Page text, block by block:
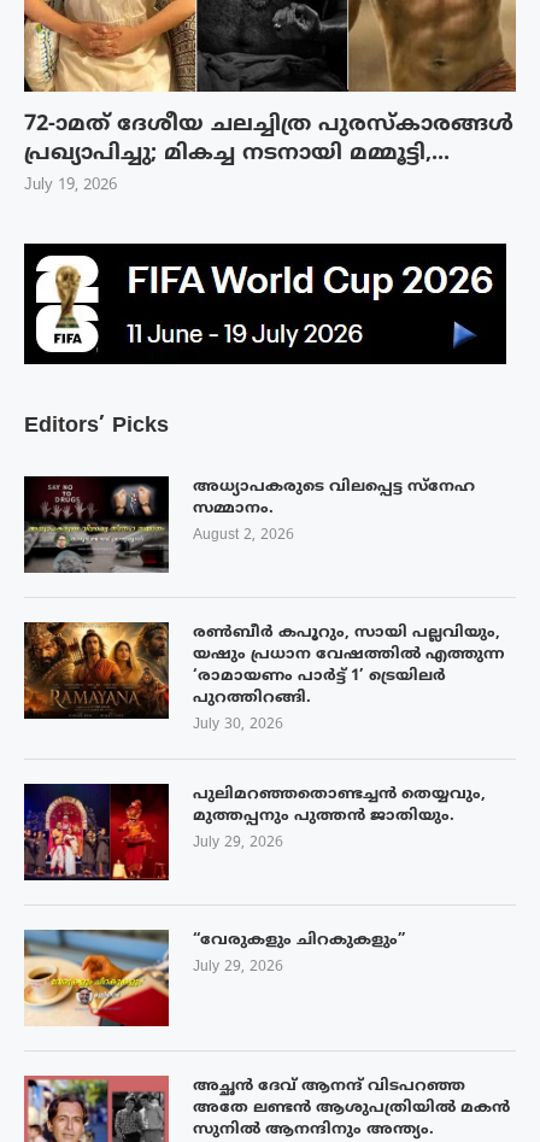
Editors’ Picks
അധ്യാപകരുടെ വിലപ്പെട്ട സ്നേഹ
സമ്മാനം.
August 2, 2026
രൺബീർ കപൂറും, സായി പല്ലവിയും,
യഷും പ്രധാന വേഷത്തിൽ എത്തുന്ന
‘രാമായണം പാർട്ട് 1’ ട്രെയിലർ
പുറത്തിറങ്ങി.
July 30, 2026
പുലിമറഞ്ഞതൊണ്ടച്ചൻ തെയ്യവും,
മുത്തപ്പനും പുത്തൻ ജാതിയും.
July 29, 2026
“വേരുകളും ചിറകുകളും”
July 29, 2026
അച്ഛൻ ദേവ് ആനന്ദ് വിടപറഞ്ഞ
അതേ ലണ്ടൻ ആശുപത്രിയിൽ മകൻ
സുനിൽ ആനന്ദിനും അന്ത്യം.
72-ാമത് ദേശീയ ചലച്ചിത്ര പുരസ്‌കാരങ്ങള്‍
പ്രഖ്യാപിച്ചു; മികച്ച നടനായി മമ്മൂട്ടി,...
July 19, 2026